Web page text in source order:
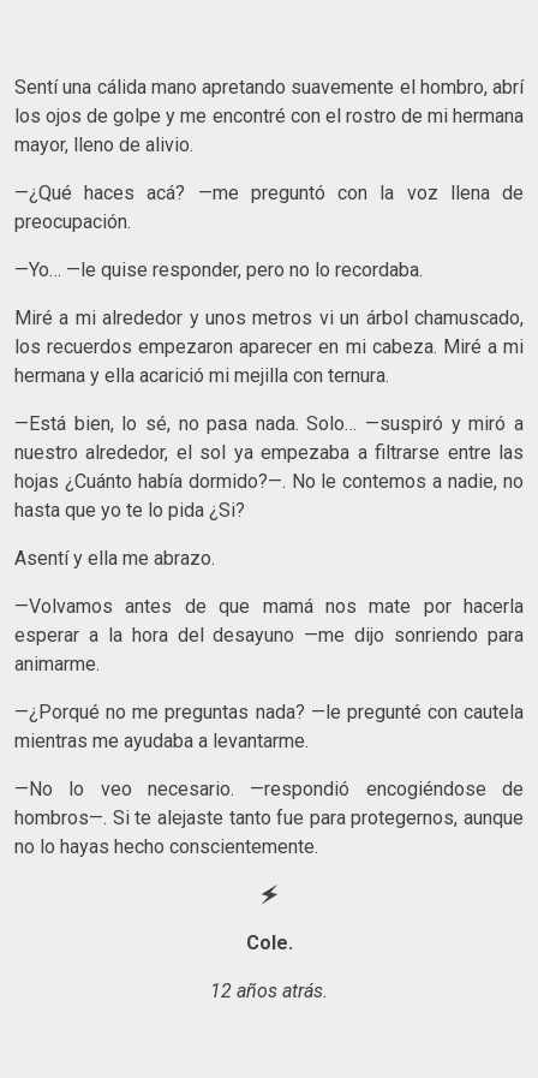
Sentí una cálida mano apretando suavemente el hombro, abrí
los ojos de golpe y me encontré con el rostro de mi hermana
mayor, lleno de alivio.
—¿Qué haces acá? —me preguntó con la voz llena de
preocupación.
—Yo… —le quise responder, pero no lo recordaba.
Miré a mi alrededor y unos metros vi un árbol chamuscado,
los recuerdos empezaron aparecer en mi cabeza. Miré a mi
hermana y ella acarició mi mejilla con ternura.
—Está bien, lo sé, no pasa nada. Solo… —suspiró y miró a
nuestro alrededor, el sol ya empezaba a filtrarse entre las
hojas ¿Cuánto había dormido?—. No le contemos a nadie, no
hasta que yo te lo pida ¿Si?
Asentí y ella me abrazo.
—Volvamos antes de que mamá nos mate por hacerla
esperar a la hora del desayuno —me dijo sonriendo para
animarme.
—¿Porqué no me preguntas nada? —le pregunté con cautela
mientras me ayudaba a levantarme.
—No lo veo necesario. —respondió encogiéndose de
hombros—. Si te alejaste tanto fue para protegernos, aunque
no lo hayas hecho conscientemente.
🗲
Cole.
12 años atrás.